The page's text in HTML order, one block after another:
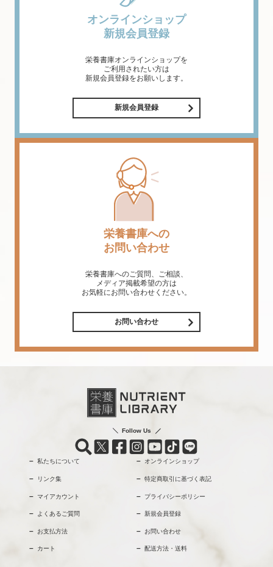
オンラインショップ
新規会員登録
栄養書庫オンラインショップを
ご利用されたい方は
新規会員登録をお願いします。
新規会員登録
栄養書庫への
お問い合わせ
栄養書庫へのご質問、ご相談、
メディア掲載希望の方は
お気軽にお問い合わせください。
お問い合わせ
Follow Us
私たちについて オンラインショップ
リンク集 特定商取引に基づく表記
マイアカウント プライバシーポリシー
よくあるご質問 新規会員登録
お支払方法 お問い合わせ
カート 配送方法・送料